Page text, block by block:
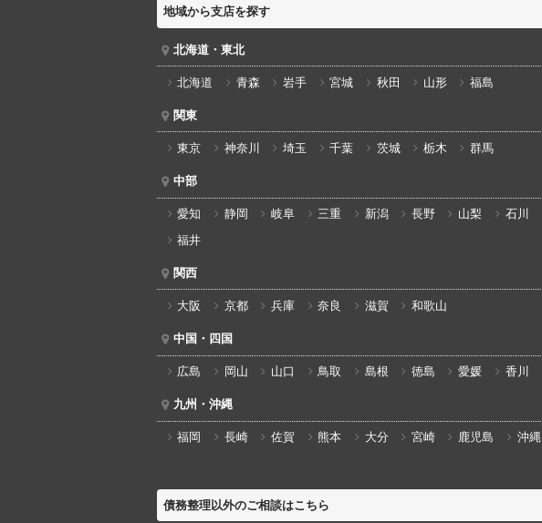
地域から支店を探す
北海道・東北
北海道 青森 岩手 宮城 秋田 山形 福島
関東
東京 神奈川 埼玉 千葉 茨城 栃木 群馬
中部
愛知 静岡 岐阜 三重 新潟 長野 山梨 石川
福井
関西
大阪 京都 兵庫 奈良 滋賀 和歌山
中国・四国
広島 岡山 山口 鳥取 島根 徳島 愛媛 香川
九州・沖縄
福岡 長崎 佐賀 熊本 大分 宮崎 鹿児島 沖縄
債務整理以外のご相談はこちら